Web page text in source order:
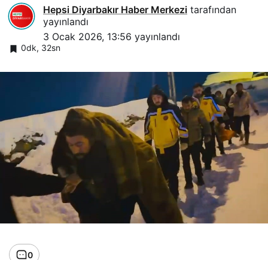
Hepsi Diyarbakır Haber Merkezi tarafından
yayınlandı
3 Ocak 2026, 13:56 yayınlandı
0dk, 32sn
0